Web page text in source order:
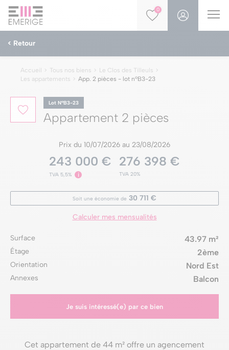
0
< Retour
Accueil Tous nos biens
Le Clos des Tilleuls
Les appartements
App. 2 pièces - lot nºB3-23
Appartement 2 pièces
Lot NºB3-23
Prix du 10/07/2026 au 23/08/2026
243 000 €
TVA 5,5% i
276 398 €
TVA 20%
Soit une économie de 30 711 €
Calculer mes mensualités
Surface 43.97 m²
Étage 2ème
Orientation Nord Est
Annexes Balcon
Je suis intéressé(e) par ce bien
Cet appartement de 44 m² offre un agencement